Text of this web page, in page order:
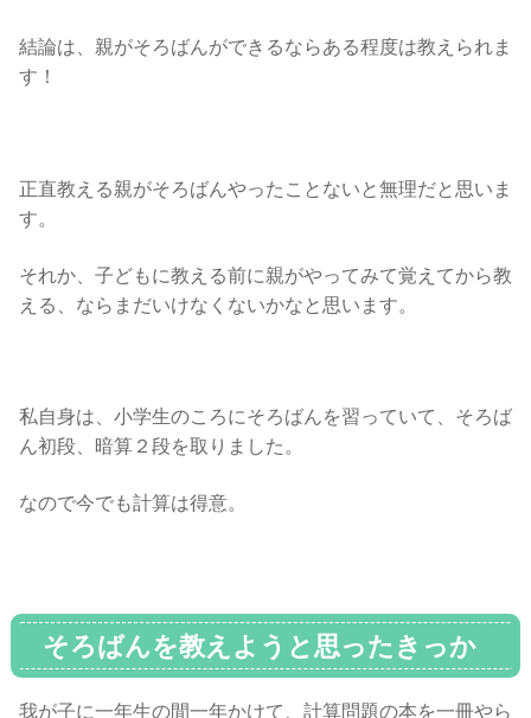
結論は、親がそろばんができるならある程度は教えられま
す！
正直教える親がそろばんやったことないと無理だと思いま
す。
それか、子どもに教える前に親がやってみて覚えてから教
える、ならまだいけなくないかなと思います。
私自身は、小学生のころにそろばんを習っていて、そろば
ん初段、暗算２段を取りました。
なので今でも計算は得意。
そろばんを教えようと思ったきっか
我が子に一年生の間一年かけて、計算問題の本を一冊やら